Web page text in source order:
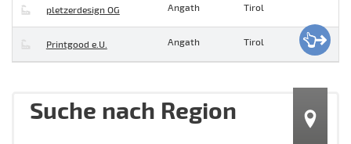
pletzerdesign OG Angath Tirol
Printgood e.U. Angath Tirol
Suche nach Region